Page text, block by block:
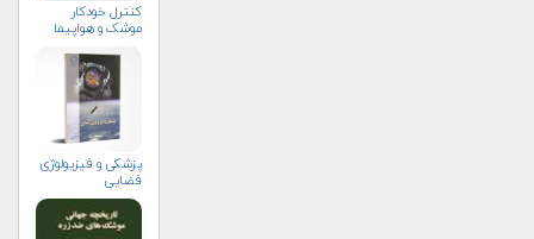
کنترل خودکار
موشک و هواپیما
پزشکی و فیزیولوژی
فضایی